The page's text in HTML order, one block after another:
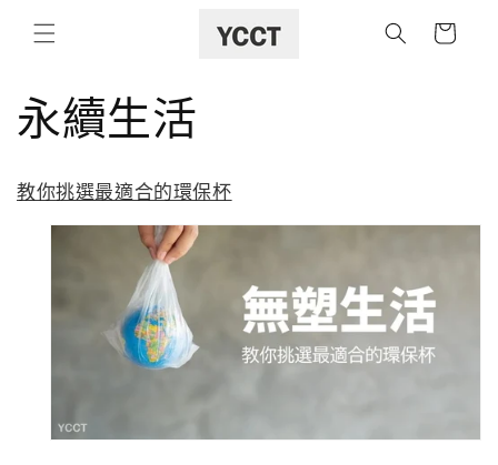
跳至內容
物
永續生活
教你挑選最適合的環保杯